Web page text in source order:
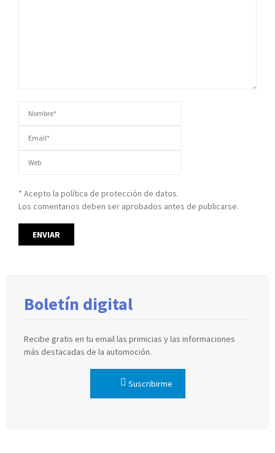
* Acepto la política de protección de datos.
Los comentarios deben ser aprobados antes de publicarse.
Boletín digital
Recibe gratis en tu email las primicias y las informaciones
más destacadas de la automoción.
Suscribirme